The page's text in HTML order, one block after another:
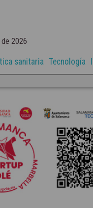
2026
sanitaria Tecnología